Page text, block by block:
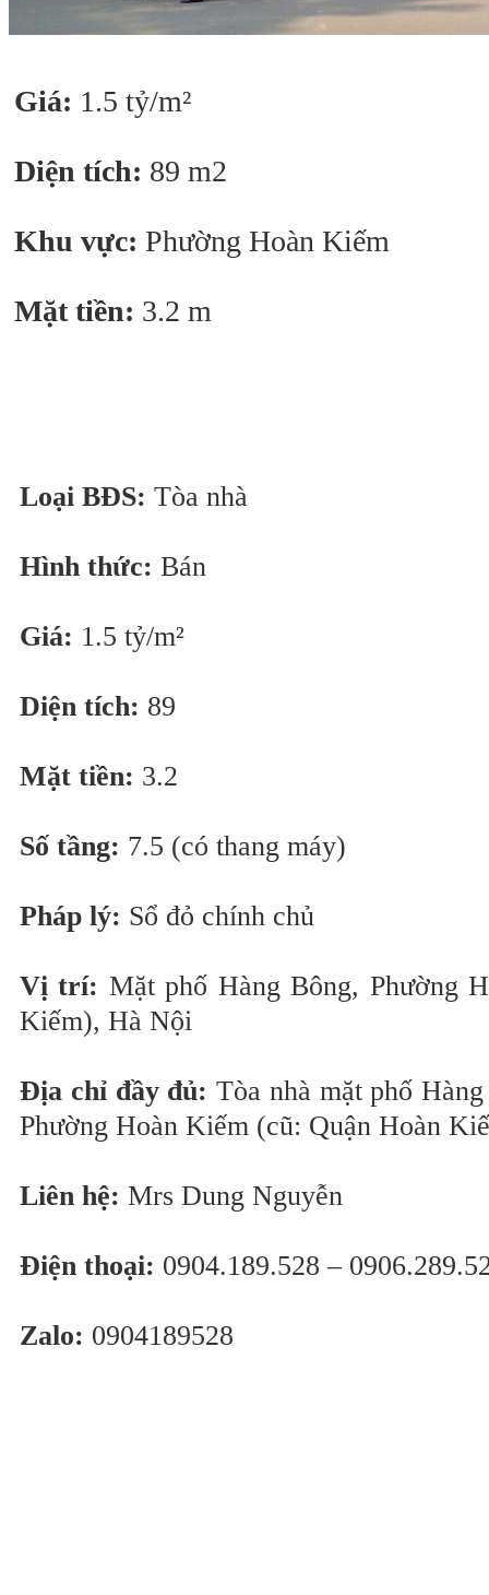
Giá: 1.5 tỷ/m²
Diện tích: 89 m2
Khu vực: Phường Hoàn Kiếm
Mặt tiền: 3.2 m
Loại BĐS: Tòa nhà
Hình thức: Bán
Giá: 1.5 tỷ/m²
Diện tích: 89
Mặt tiền: 3.2
Số tầng: 7.5 (có thang máy)
Pháp lý: Sổ đỏ chính chủ
Vị trí: Mặt phố Hàng Bông, Phường
Kiếm), Hà Nội
Địa chỉ đầy đủ: Tòa nhà mặt phố
Phường Hoàn Kiếm (cũ: Quận Hoàn
Liên hệ: Mrs Dung Nguyễn
Điện thoại: 0904.189.528 –
Zalo: 0904189528